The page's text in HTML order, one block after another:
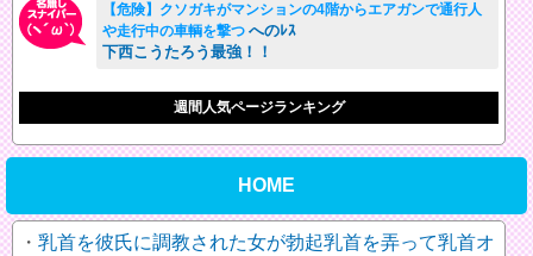
【危険】クソガキがマンションの4階からエアガンで通行人
や走行中の車輌を撃つ へのﾚｽ
下西こうたろう最強！！
週間人気ページランキング
HOME
乳首を彼氏に調教された女が勃起乳首を弄って乳首オ